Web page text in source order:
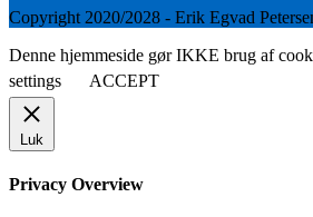
Copyright 2020/2028 - Erik Egvad
Denne hjemmeside gør IKKE brug af
settings
ACCEPT
Luk
Privacy Overview